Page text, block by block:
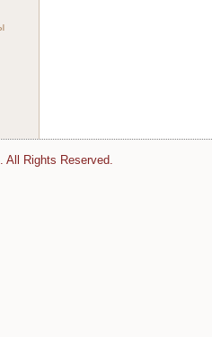
All Rights Reserved.